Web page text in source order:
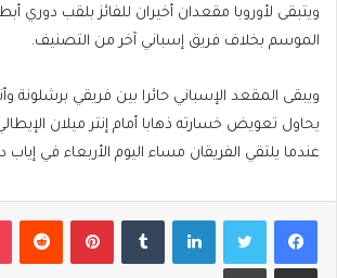
ويتبقى لأوروبا مقعدان أخيران للفائز بلقب دوري
الموسم بخلاف فريق إسباني آخر من التصنيف.
ويبقى المقعد الإسباني حائرا بين فريقي برشلونة
عندما يلتقي الفريقان مساء اليوم الأربعاء في إياب دور
فيسبوكتويتر لينكدإن بينتيريست
مشاركة عبر البريد طباعة